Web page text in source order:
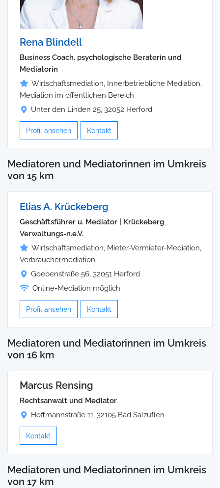
Rena Blindell
Business Coach, psychologische Beraterin und
Mediatorin
Wirtschaftsmediation, Innerbetriebliche Mediation,
Mediation im öffentlichen Bereich
Unter den Linden 25, 32052 Herford
Profil ansehen Kontakt
Mediatoren und Mediatorinnen im Umkreis
von 15 km
Elias A. Krückeberg
Geschäftsführer u. Mediator | Krückeberg
Verwaltungs-n.e.V.
Wirtschaftsmediation, Mieter-Vermieter-Mediation,
Verbrauchermediation
Goebenstraße 56, 32051 Herford
Online-Mediation möglich
Profil ansehen Kontakt
Mediatoren und Mediatorinnen im Umkreis
von 16 km
Marcus Rensing
Rechtsanwalt und Mediator
Hoffmannstraße 11, 32105 Bad Salzuflen
Kontakt
Mediatoren und Mediatorinnen im Umkreis
von 17 km